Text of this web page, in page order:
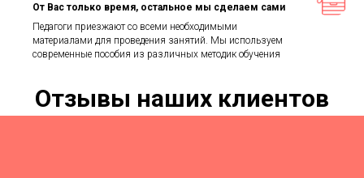
От Вас только время, остальное мы сделаем сами
Педагоги приезжают со всеми необходимыми
материалами для проведения занятий. Мы используем
современные пособия из различных методик обучения
Отзывы наших клиентов